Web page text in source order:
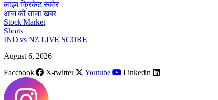
लाइव क्रिकेट स्कोर
आज की ताजा खबर
Stock Market
Shorts
IND vs NZ LIVE SCORE
August 6, 2026
Facebook
X-twitter Youtube Linkedin